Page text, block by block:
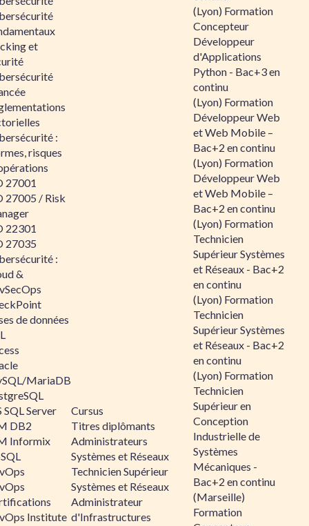
et
:
risques
27001
27005 / Risk
22301
27035
:
&
de données
MariaDB
SQL Server
DB2
Informix
Institute
Cursus
Titres diplômants
Administrateurs
Systèmes et Réseaux
Technicien Supérieur
Systèmes et Réseaux
Administrateur
d'Infrastructures
(Lyon) Formation
Concepteur
Développeur
d'Applications
Python - Bac+3 en
continu
(Lyon) Formation
Développeur Web
et Web Mobile –
Bac+2 en continu
(Lyon) Formation
Développeur Web
et Web Mobile –
Bac+2 en continu
(Lyon) Formation
Technicien
Supérieur Systèmes
et Réseaux - Bac+2
en continu
(Lyon) Formation
Technicien
Supérieur Systèmes
et Réseaux - Bac+2
en continu
(Lyon) Formation
Technicien
Supérieur en
Conception
Industrielle de
Systèmes
Mécaniques -
Bac+2 en continu
(Marseille)
Formation